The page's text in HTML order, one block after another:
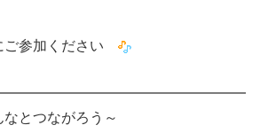
ご参加ください
とつながろう～